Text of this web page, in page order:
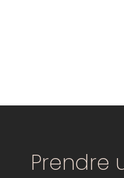
Prendre